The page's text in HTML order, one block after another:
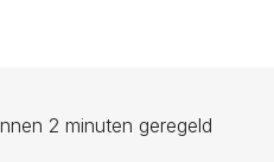
2 minuten geregeld